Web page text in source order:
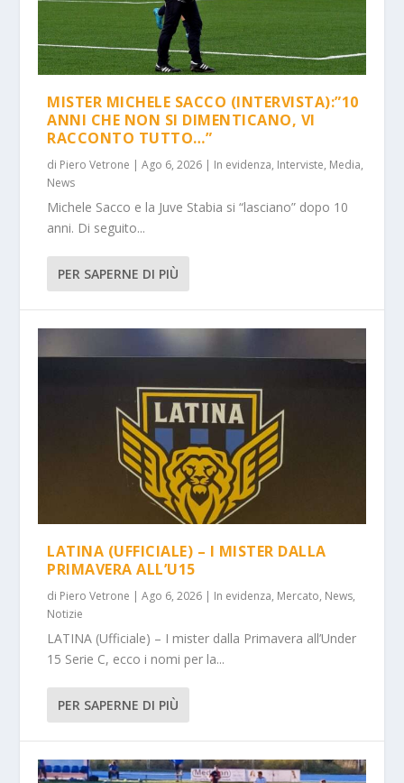
MISTER MICHELE SACCO (INTERVISTA):”10
ANNI CHE NON SI DIMENTICANO, VI
RACCONTO TUTTO…”
di Piero Vetrone |Ago 6, 2026 | In evidenza, Interviste, Media,
News
Michele Sacco e la Juve Stabia si “lasciano” dopo 10
anni. Di seguito...
PER SAPERNE DI PIÙ
LATINA (UFFICIALE) – I MISTER DALLA
PRIMAVERA ALL’U15
di Piero Vetrone |Ago 6, 2026 | In evidenza, Mercato, News,
Notizie
LATINA (Ufficiale) – I mister dalla Primavera all’Under
15 Serie C, ecco i nomi per la...
PER SAPERNE DI PIÙ